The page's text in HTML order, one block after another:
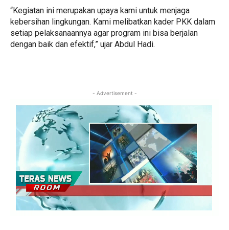
“Kegiatan ini merupakan upaya kami untuk menjaga
kebersihan lingkungan. Kami melibatkan kader PKK dalam
setiap pelaksanaannya agar program ini bisa berjalan
dengan baik dan efektif,” ujar Abdul Hadi.
- Advertisement -